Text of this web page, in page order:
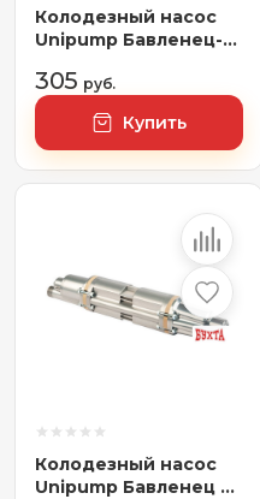
Колодезный насос
Unipump Бавленец-М
305 руб.
Купить
Колодезный насос
Unipump Бавленец 2